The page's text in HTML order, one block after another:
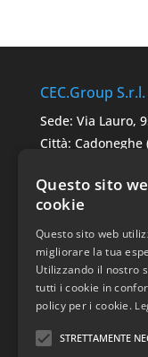
CEC.Group S.r.l.
Sede: Via Lauro,
Città: Cadoneghe
P.IVA:
Link Utili
Sitemap
Privacy Police
Questo sito
cookie
Questo sito web
migliorare la tua
Utilizzando il nostro
tutti i cookie in
policy per i cookie.
STRETTAMENTE